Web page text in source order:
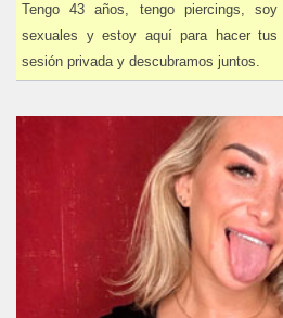
Tengo 43 años, tengo piercings,
sexuales y estoy aquí para hacer
sesión privada y descubramos juntos.